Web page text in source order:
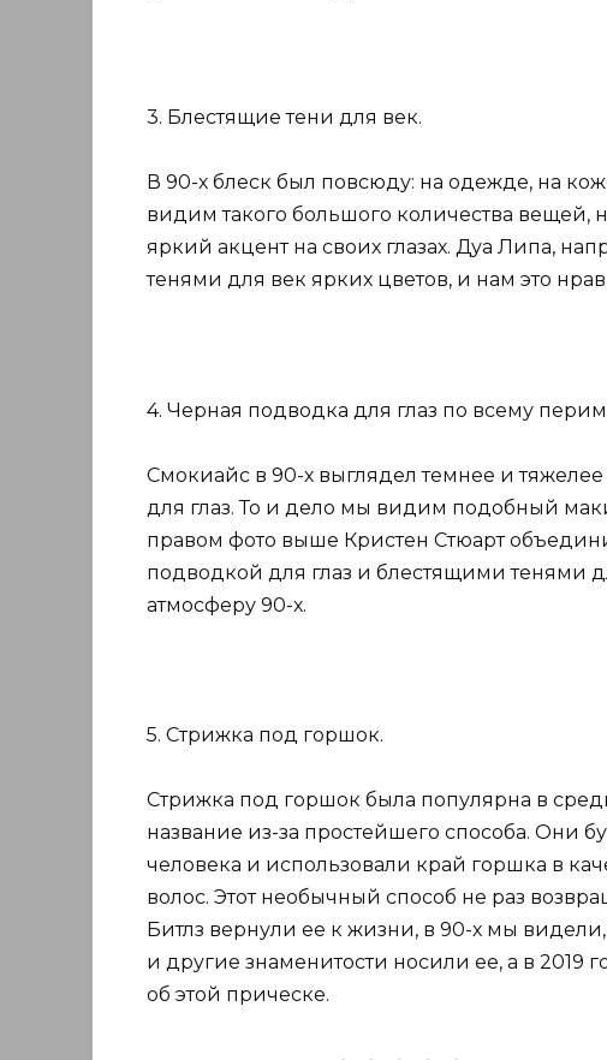
3. Блестящие тени для век.
В 90-х блеск был повсюду: на одежде, на
видим такого большого количества вещей,
яркий акцент на своих глазах. Дуа Липа,
тенями для век ярких цветов, и нам это
4. Черная подводка для глаз по всему
Смокиайс в 90-х выглядел темнее и
для глаз. То и дело мы видим подобный
правом фото выше Кристен Стюарт
подводкой для глаз и блестящими тенями
атмосферу 90-х.
5. Стрижка под горшок.
Стрижка под горшок была популярна в
название из-за простейшего способа. Они
человека и использовали край горшка в
волос. Этот необычный способ не раз
Битлз вернули ее к жизни, в 90-х мы
и другие знаменитости носили ее, а в 2019
об этой прическе.